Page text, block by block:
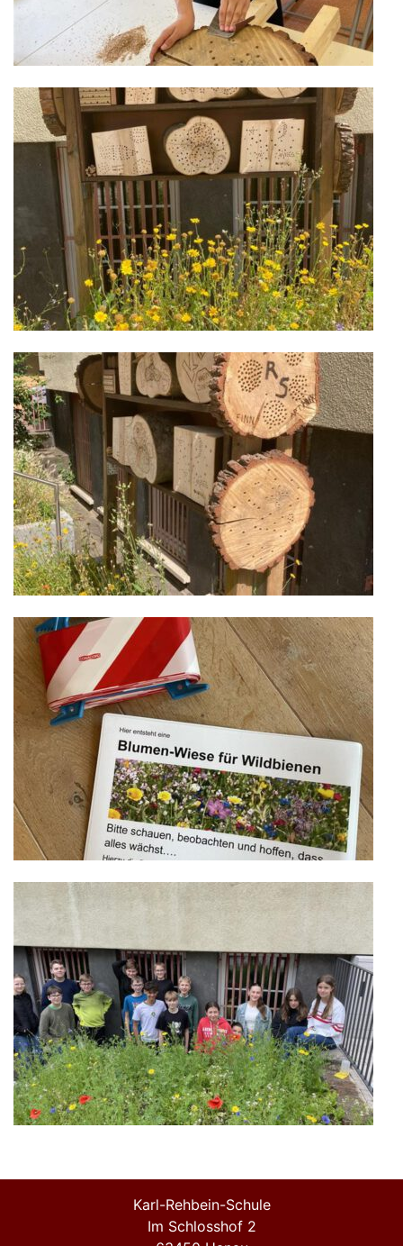
Karl-Rehbein-Schule
Im Schlosshof 2